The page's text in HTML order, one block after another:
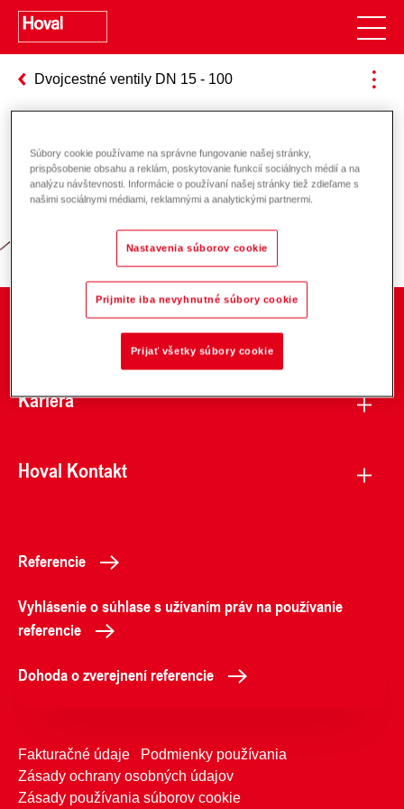
Dvojcestné ventily DN 15 - 100
Zodpovednosť za energiu a životné
prostredie
O spoločnosti
Kariéra
Hoval Kontakt
Referencie
Vyhlásenie o súhlase s užívaním práv na používanie
referencie
Dohoda o zverejnení referencie
Fakturačné údaje
Podmienky používania
Zásady ochrany osobných údajov
Zásady používania súborov cookie
Súbory cookie používame na správne fungovanie našej stránky,
prispôsobenie obsahu a reklám, poskytovanie funkcií sociálnych médií a na
analýzu návštevnosti. Informácie o používaní našej stránky tiež zdieľame s
našimi sociálnymi médiami, reklamnými a analytickými partnermi.
Nastavenia súborov cookie
Prijmite iba nevyhnutné súbory cookie
Prijať všetky súbory cookie